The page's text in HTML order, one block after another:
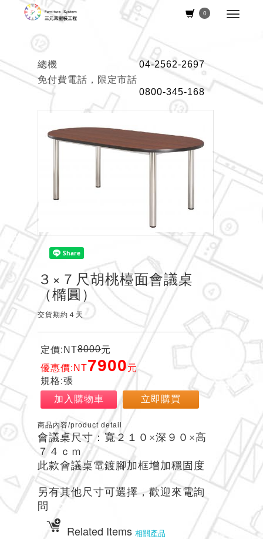
0
總機
04-2562-2697
免付費電話，限定市話
0800-345-168
３×７尺胡桃檯面會議桌
（橢圓）
交貨期約４天
定價:NT8000元
優惠價:NT7900元
規格:張
加入購物車
立即購買
商品內容/product detail
會議桌尺寸：寬２１０×深９０×高
７４ｃｍ
此款會議桌電鍍腳加框增加穩固度
另有其他尺寸可選擇，歡迎來電詢
問
Related Items 相關產品